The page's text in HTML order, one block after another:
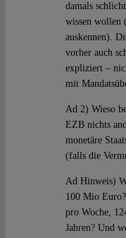
damals
wissen wollen
auskennen).
vorher auch
expliziert –
mit
Ad 2) Wieso
EZB nichts
monetäre
(falls die
Ad Hinweis)
100 Mio
pro Woche,
Jahren? Und